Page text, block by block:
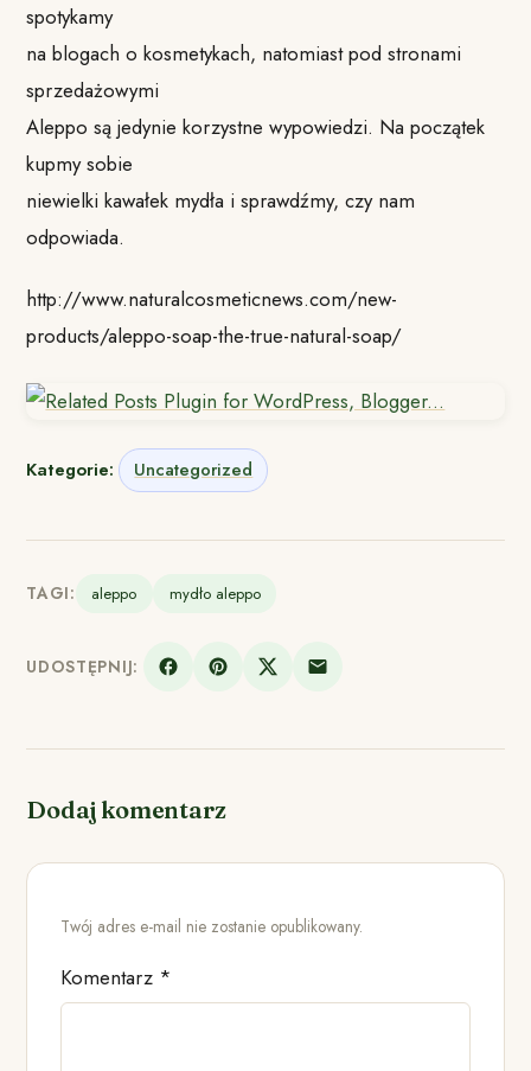
spotykamy
na blogach o kosmetykach, natomiast pod stronami
sprzedażowymi
Aleppo są jedynie korzystne wypowiedzi. Na początek
kupmy sobie
niewielki kawałek mydła i sprawdźmy, czy nam
odpowiada.
http://www.naturalcosmeticnews.com/new-
products/aleppo-soap-the-true-natural-soap/
Kategorie: Uncategorized
TAGI: aleppo mydło aleppo
UDOSTĘPNIJ:
Dodaj komentarz
Twój adres e-mail nie zostanie opublikowany.
Komentarz *